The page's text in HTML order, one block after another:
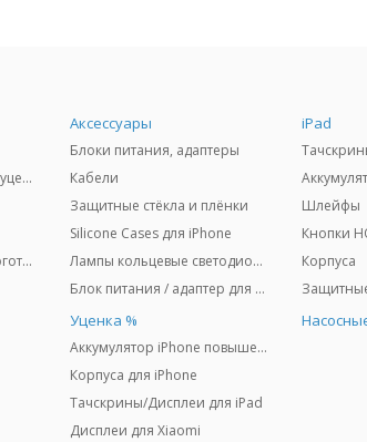
(%) Дисплеи для iPhone (уценка)
Задние крышки (CE) + логотип
Аксессуары
Блоки питания, адаптеры
Кабели
Защитные стёкла и плёнки
Silicone Cases для iPhone
Лампы кольцевые светодиодные + штативы
Блок питания / адаптер для MacBook "MagSafe"
iPad
Шлейфы
Кнопки
Корпуса
Уценка %
Аккумулятор iPhone повышенной ёмкости
Корпуса для iPhone
Тачскрины/Дисплеи для iPad
Дисплеи для Xiaomi